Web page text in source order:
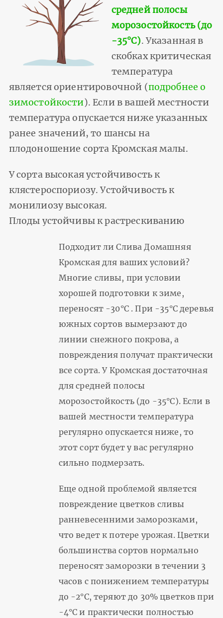
средней полосы
морозостойкость (до
-35°С). Указанная в
скобках критическая
температура
является ориентировочной (подробнее о
зимостойкости). Если в вашей местности
температура опускается ниже указанных
ранее значений, то шансы на
плодоношение сорта Кромская малы.
У сорта высокая устойчивость к
клястероспориозу.Устойчивость к
монилиозу высокая.
Плоды устойчивы к растрескиванию
Подходит ли Слива Домашняя
Кромская для ваших условий?
Многие сливы, при условии
хорошей подготовки к зиме,
переносят -30°С . При -35°С деревья
южных сортов вымерзают до
линии снежного покрова, а
повреждения получат практически
все сорта. У Кромская достаточная
для средней полосы
морозостойкость (до -35°С). Если в
вашей местности температура
регулярно опускается ниже, то
этот сорт будет у вас регулярно
сильно подмерзать.
Еще одной проблемой является
повреждение цветков сливы
ранневесенними заморозками,
что ведет к потере урожая. Цветки
большинства сортов нормально
переносят заморозки в течении 3
часов с понижением температуры
до -2°С, теряют до 30% цветков при
-4°С и практически полностью